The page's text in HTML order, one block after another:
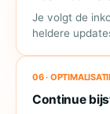
Je volgt de
heldere
06 ·
Continue